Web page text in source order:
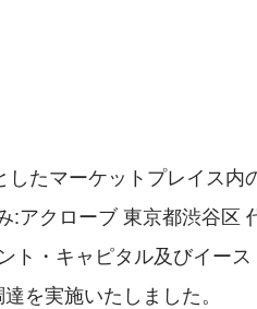
たマーケットプレイス内
:アクローブ 東京都渋谷区
ト・キャピタル及びイー
を実施いたしました。